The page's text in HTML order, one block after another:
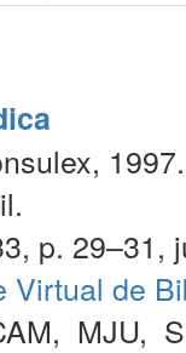
1997.
p. 29–31,
Virtual de
, MJU,